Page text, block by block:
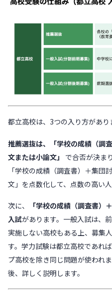
都立高校は、3つの入り方があり
推薦選抜は、「学校の成績（調
文または小論文」
で合否が決ま
「学校の成績（調査書）＋集団
文」を点数化して、点数の高い
次に、
「学校の成績（調査書）
入試があります。一般入試は、
実施しない高校もある上、募集
す。学力試験は都立高校であれ
プ高校を除き同じ問題が使われ
後、詳しく説明します。